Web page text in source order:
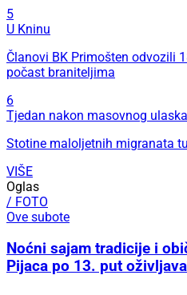
5
U Kninu
Članovi BK Primošten odvozili
počast braniteljima
6
Tjedan nakon masovnog ulaska
Stotine maloljetnih migranata
VIŠE
Oglas
/ FOTO
Ove subote
Noćni sajam tradicije i
Pijaca po 13. put